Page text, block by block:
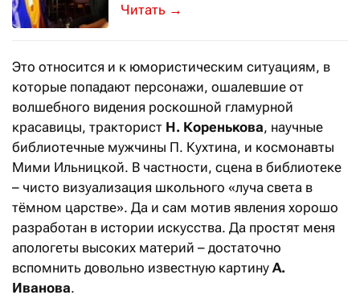
Может ли картина казахстанского
→
Это относится и к юмористическим ситуациям, в
которые попадают персонажи, ошалевшие от
волшебного видения роскошной гламурной
красавицы, тракторист Н. Коренькова, научные
библиотечные мужчины П. Кухтина, и космонавты
Мими Ильницкой. В частности, сцена в библиотеке
– чисто визуализация школьного «луча света в
тёмном царстве». Да и сам мотив явления хорошо
разработан в истории искусства. Да простят меня
апологеты высоких материй – достаточно
вспомнить довольно известную картину А.
Иванова.